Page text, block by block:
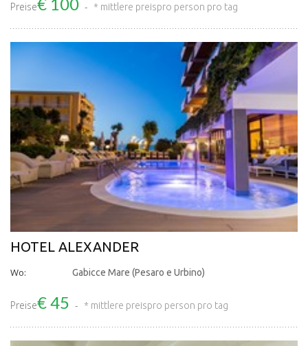
Preise * mittlere preispro person pro tag
HOTEL ALEXANDER
Wo: Gabicce Mare (Pesaro e Urbino)
Preise€ 45 * mittlere preispro person pro tag